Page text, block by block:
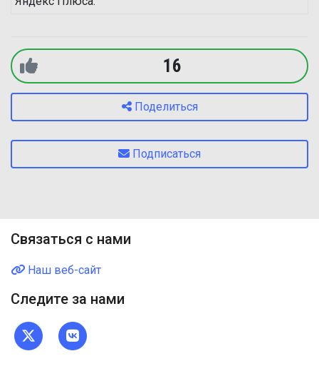
16
Поделиться
Подписаться
Связаться с нами
Наш веб-сайт
Следите за нами